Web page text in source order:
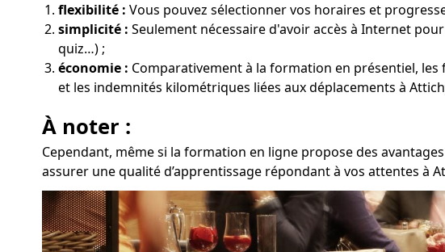
flexibilité : Vous pouvez sélectionner vos horaires et
simplicité : Seulement nécessaire d'avoir accès à Internet
quiz…) ;
économie : Comparativement à la formation en présentiel,
et les indemnités kilométriques liées aux déplacements à
À noter :
Cependant, même si la formation en ligne propose des
assurer une qualité d’apprentissage répondant à vos attentes à